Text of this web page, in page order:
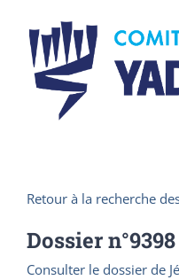
content
Retour à la recherche
Dossier n°9398
Consulter le dossier de